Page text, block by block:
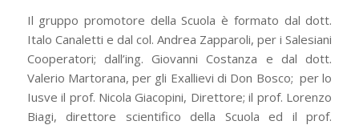
Il gruppo promotore della Scuola è formato dal dott.
Italo Canaletti e dal col. Andrea Zapparoli, per i Salesiani
Cooperatori; dall’ing. Giovanni Costanza e dal dott.
Valerio Martorana, per gli Exallievi di Don Bosco; per lo
Iusve il prof. Nicola Giacopini, Direttore; il prof. Lorenzo
Biagi, direttore scientifico della Scuola ed il prof.